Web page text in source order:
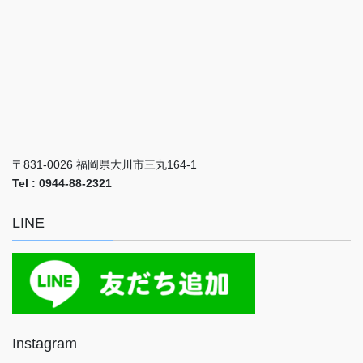
〒831-0026 福岡県大川市三丸164-1
Tel : 0944-88-2321
LINE
Instagram